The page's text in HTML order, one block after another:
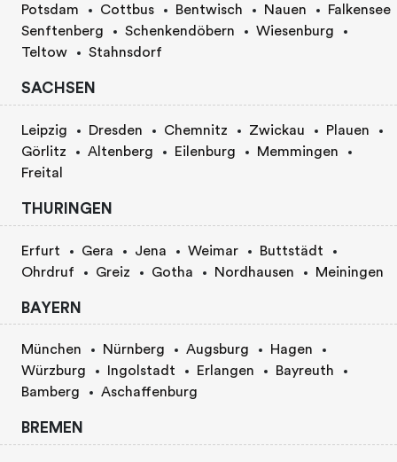
Potsdam Cottbus Bentwisch Nauen
Falkensee
Senftenberg
Schenkendöbern
Wiesenburg
Teltow
Stahnsdorf
SACHSEN
Leipzig Dresden Chemnitz Zwickau
Plauen
Görlitz
Altenberg Eilenburg
Memmingen
Freital
THURINGEN
Erfurt Gera Jena Weimar
Buttstädt
Ohrdruf
Greiz Gotha Nordhausen Meiningen
BAYERN
München Nürnberg Augsburg
Hagen
Würzburg
Ingolstadt Erlangen
Bayreuth
Bamberg
Aschaffenburg
BREMEN